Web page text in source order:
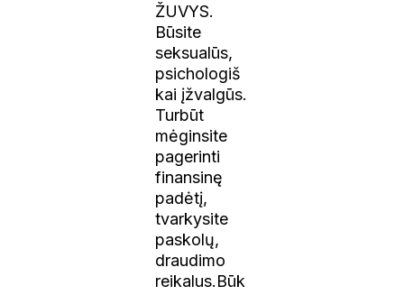
ŽUVYS.
Būsite
seksualūs,
psichologiš
kai įžvalgūs.
Turbūt
mėginsite
pagerinti
finansinę
padėtį,
tvarkysite
paskolų,
draudimo
reikalus.Būk